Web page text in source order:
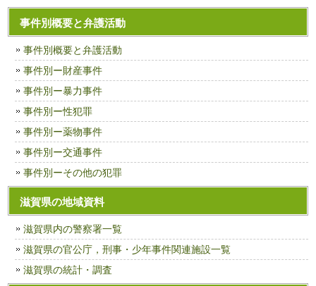
事件別概要と弁護活動
事件別概要と弁護活動
事件別ー財産事件
事件別ー暴力事件
事件別ー性犯罪
事件別ー薬物事件
事件別ー交通事件
事件別ーその他の犯罪
滋賀県の地域資料
滋賀県内の警察署一覧
滋賀県の官公庁，刑事・少年事件関連施設一覧
滋賀県の統計・調査